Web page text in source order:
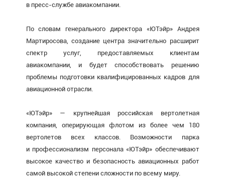
в пресс-службеавиакомпании.
По словам генерального директора «ЮТэйр» Андрея
Мартиросова, создание центра значительно расширит
спектр услуг, предоставляемых клиентам
авиакомпании, и будет способствовать решению
проблемы подготовки квалифицированных кадров для
авиационной отрасли.
«ЮТэйр» — крупнейшая российская вертолетная
компания, оперирующая флотом из более чем 180
вертолетов всех классов. Возможности парка
и профессионализм персонала «ЮТэйр» обеспечивают
высокое качество и безопасность авиационных работ
самой высокой степени сложности по всему миру.